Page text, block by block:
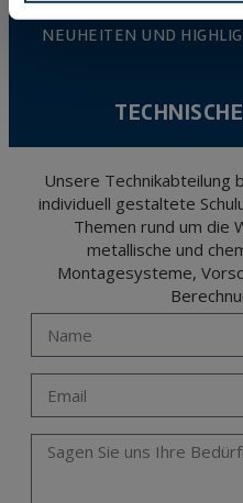
NEUHEITEN UND
Unsere Technikabteilung
individuell gestaltete
Themen rund um die
metallische und
Montagesysteme,